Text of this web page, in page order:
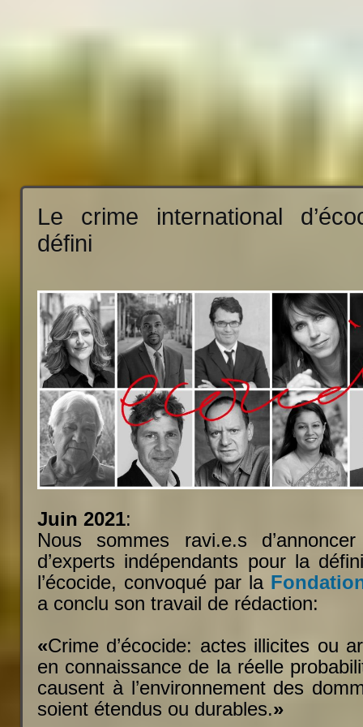
Le crime international
défini
Juin 2021:
Nous sommes ravi.e.s
d’experts indépendants pour la
l’écocide, convoqué par la
a conclu son travail de rédaction:
«Crime d’écocide: actes illicites ou
en connaissance de la réelle
causent à l’environnement des
soient étendus ou durables.»